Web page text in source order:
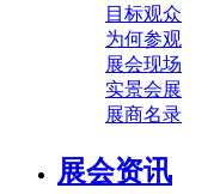
目标观众
为何参观
展会现场
实景会展
展商名录
展会资讯